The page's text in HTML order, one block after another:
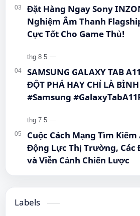
Đặt Hàng Ngay Sony
Nghiệm Âm Thanh
Cực Tốt Cho Game Thủ!
SAMSUNG GALAXY TAB
ĐỘT PHÁ HAY CHỈ LÀ
#Samsung
Cuộc Cách Mạng Tìm
Động Lực Thị Trường, Các
và Viễn Cảnh Chiến Lược
Labels